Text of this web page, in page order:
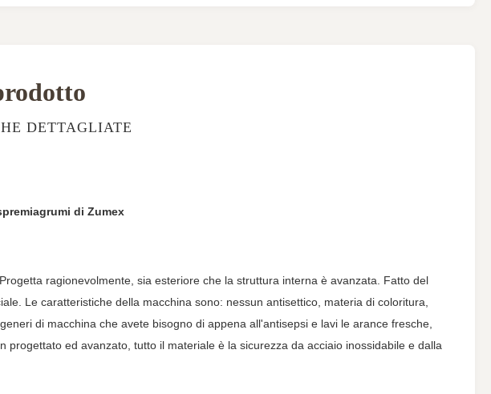
DETTAGLIATE
di Zumex
ragionevolmente, sia esteriore che la struttura interna è avanzata. Fatto del
Le caratteristiche della macchina sono: nessun antisettico, materia di coloritura,
di macchina che avete bisogno di appena all'antisepsi e lavi le arance fresche,
ed avanzato, tutto il materiale è la sicurezza da acciaio inossidabile e dalla